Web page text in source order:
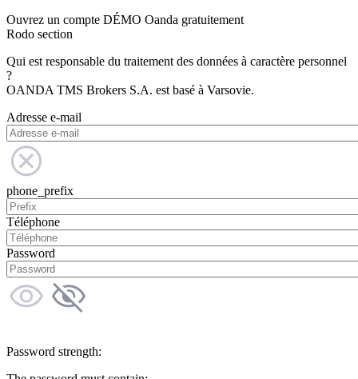
Ouvrez un compte DÉMO Oanda gratuitement
Rodo section
Qui est responsable du traitement des données à caractère personnel
?
OANDA TMS Brokers S.A. est basé à Varsovie.
Adresse e-mail
phone_prefix
Téléphone
Password
Password strength: